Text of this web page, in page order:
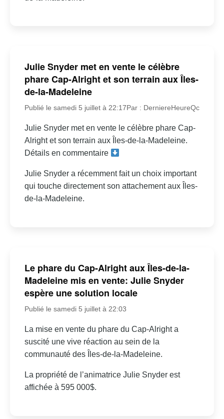
Julie Snyder met en vente le célèbre
phare Cap-Alright et son terrain aux Îles-
de-la-Madeleine
Publié le samedi 5 juillet à 22:17Par : DerniereHeureQc
Julie Snyder met en vente le célèbre phare Cap-
Alright et son terrain aux Îles-de-la-Madeleine.
Détails en commentaire
Julie Snyder a récemment fait un choix important
qui touche directement son attachement aux Îles-
de-la-Madeleine.
Le phare du Cap-Alright aux Îles-de-la-
Madeleine mis en vente: Julie Snyder
espère une solution locale
Publié le samedi 5 juillet à 22:03
La mise en vente du phare du Cap-Alright a
suscité une vive réaction au sein de la
communauté des Îles-de-la-Madeleine.
La propriété de l’animatrice Julie Snyder est
affichée à 595 000$.